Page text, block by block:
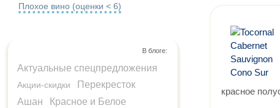
красное
Плохое вино (оценки < 6)
В блоге:
Актуальные спецпредложения
Акции-скидки
Перекресток
Ашан
Красное и Белое